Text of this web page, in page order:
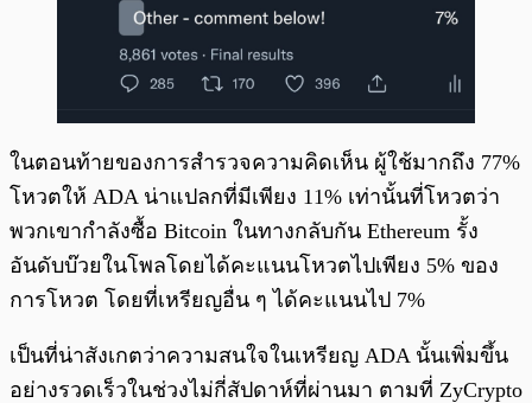
ในตอนท้ายของการสำรวจความคิดเห็น ผู้ใช้มากถึง 77%
โหวตให้ ADA น่าแปลกที่มีเพียง 11% เท่านั้นที่โหวตว่า
พวกเขากำลังซื้อ Bitcoin ในทางกลับกัน Ethereum รั้ง
อันดับบ๊วยในโพลโดยได้คะแนนโหวตไปเพียง 5% ของ
การโหวต โดยที่เหรียญอื่น ๆ ได้คะแนนไป 7%
เป็นที่น่าสังเกตว่าความสนใจในเหรียญ ADA นั้นเพิ่มขึ้น
อย่างรวดเร็วในช่วงไม่กี่สัปดาห์ที่ผ่านมา ตามที่ ZyCrypto